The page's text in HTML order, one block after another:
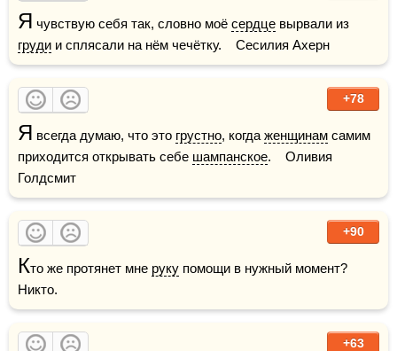
Я чувствую себя так, словно моё сердце
груди и сплясали на нём чечётку.    Сесилия Ахерн
+78
Я всегда думаю, что это грустно, когда женщинам самим
приходится открывать себе шампанское.    Оливия
Голдсмит
+90
Кто же протянет мне руку помощи в нужный момент?
Никто.
+63